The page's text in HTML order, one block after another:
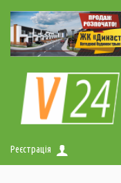
Реєстрація